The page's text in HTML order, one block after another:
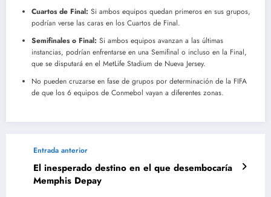
Cuartos de Final: Si ambos equipos quedan primeros en sus grupos,
podrían verse las caras en los Cuartos de Final.
Semifinales o Final: Si ambos equipos avanzan a las últimas
instancias, podrían enfrentarse en una Semifinal o incluso en la Final,
que se disputará en el MetLife Stadium de Nueva Jersey.
No pueden cruzarse en fase de grupos por determinación de la FIFA
de que los 6 equipos de Conmebol vayan a diferentes zonas.
Entrada anterior
El inesperado destino en el que desembocaría
Memphis Depay